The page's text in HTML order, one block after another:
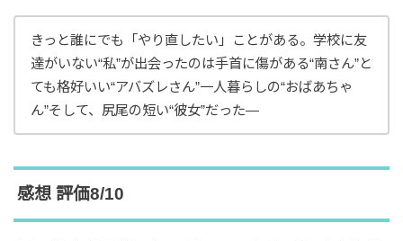
きっと誰にでも「やり直したい」ことがある。学校に友
達がいない“私”が出会ったのは手首に傷がある“南さん”と
ても格好いい“アバズレさん”一人暮らしの“おばあちゃ
ん”そして、尻尾の短い“彼女”だった―
感想 評価8/10